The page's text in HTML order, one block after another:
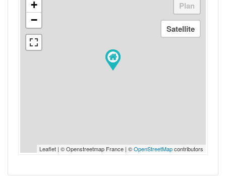
+
−
Leaflet | © Openstreetmap France | ©OpenStreetMapcontributors